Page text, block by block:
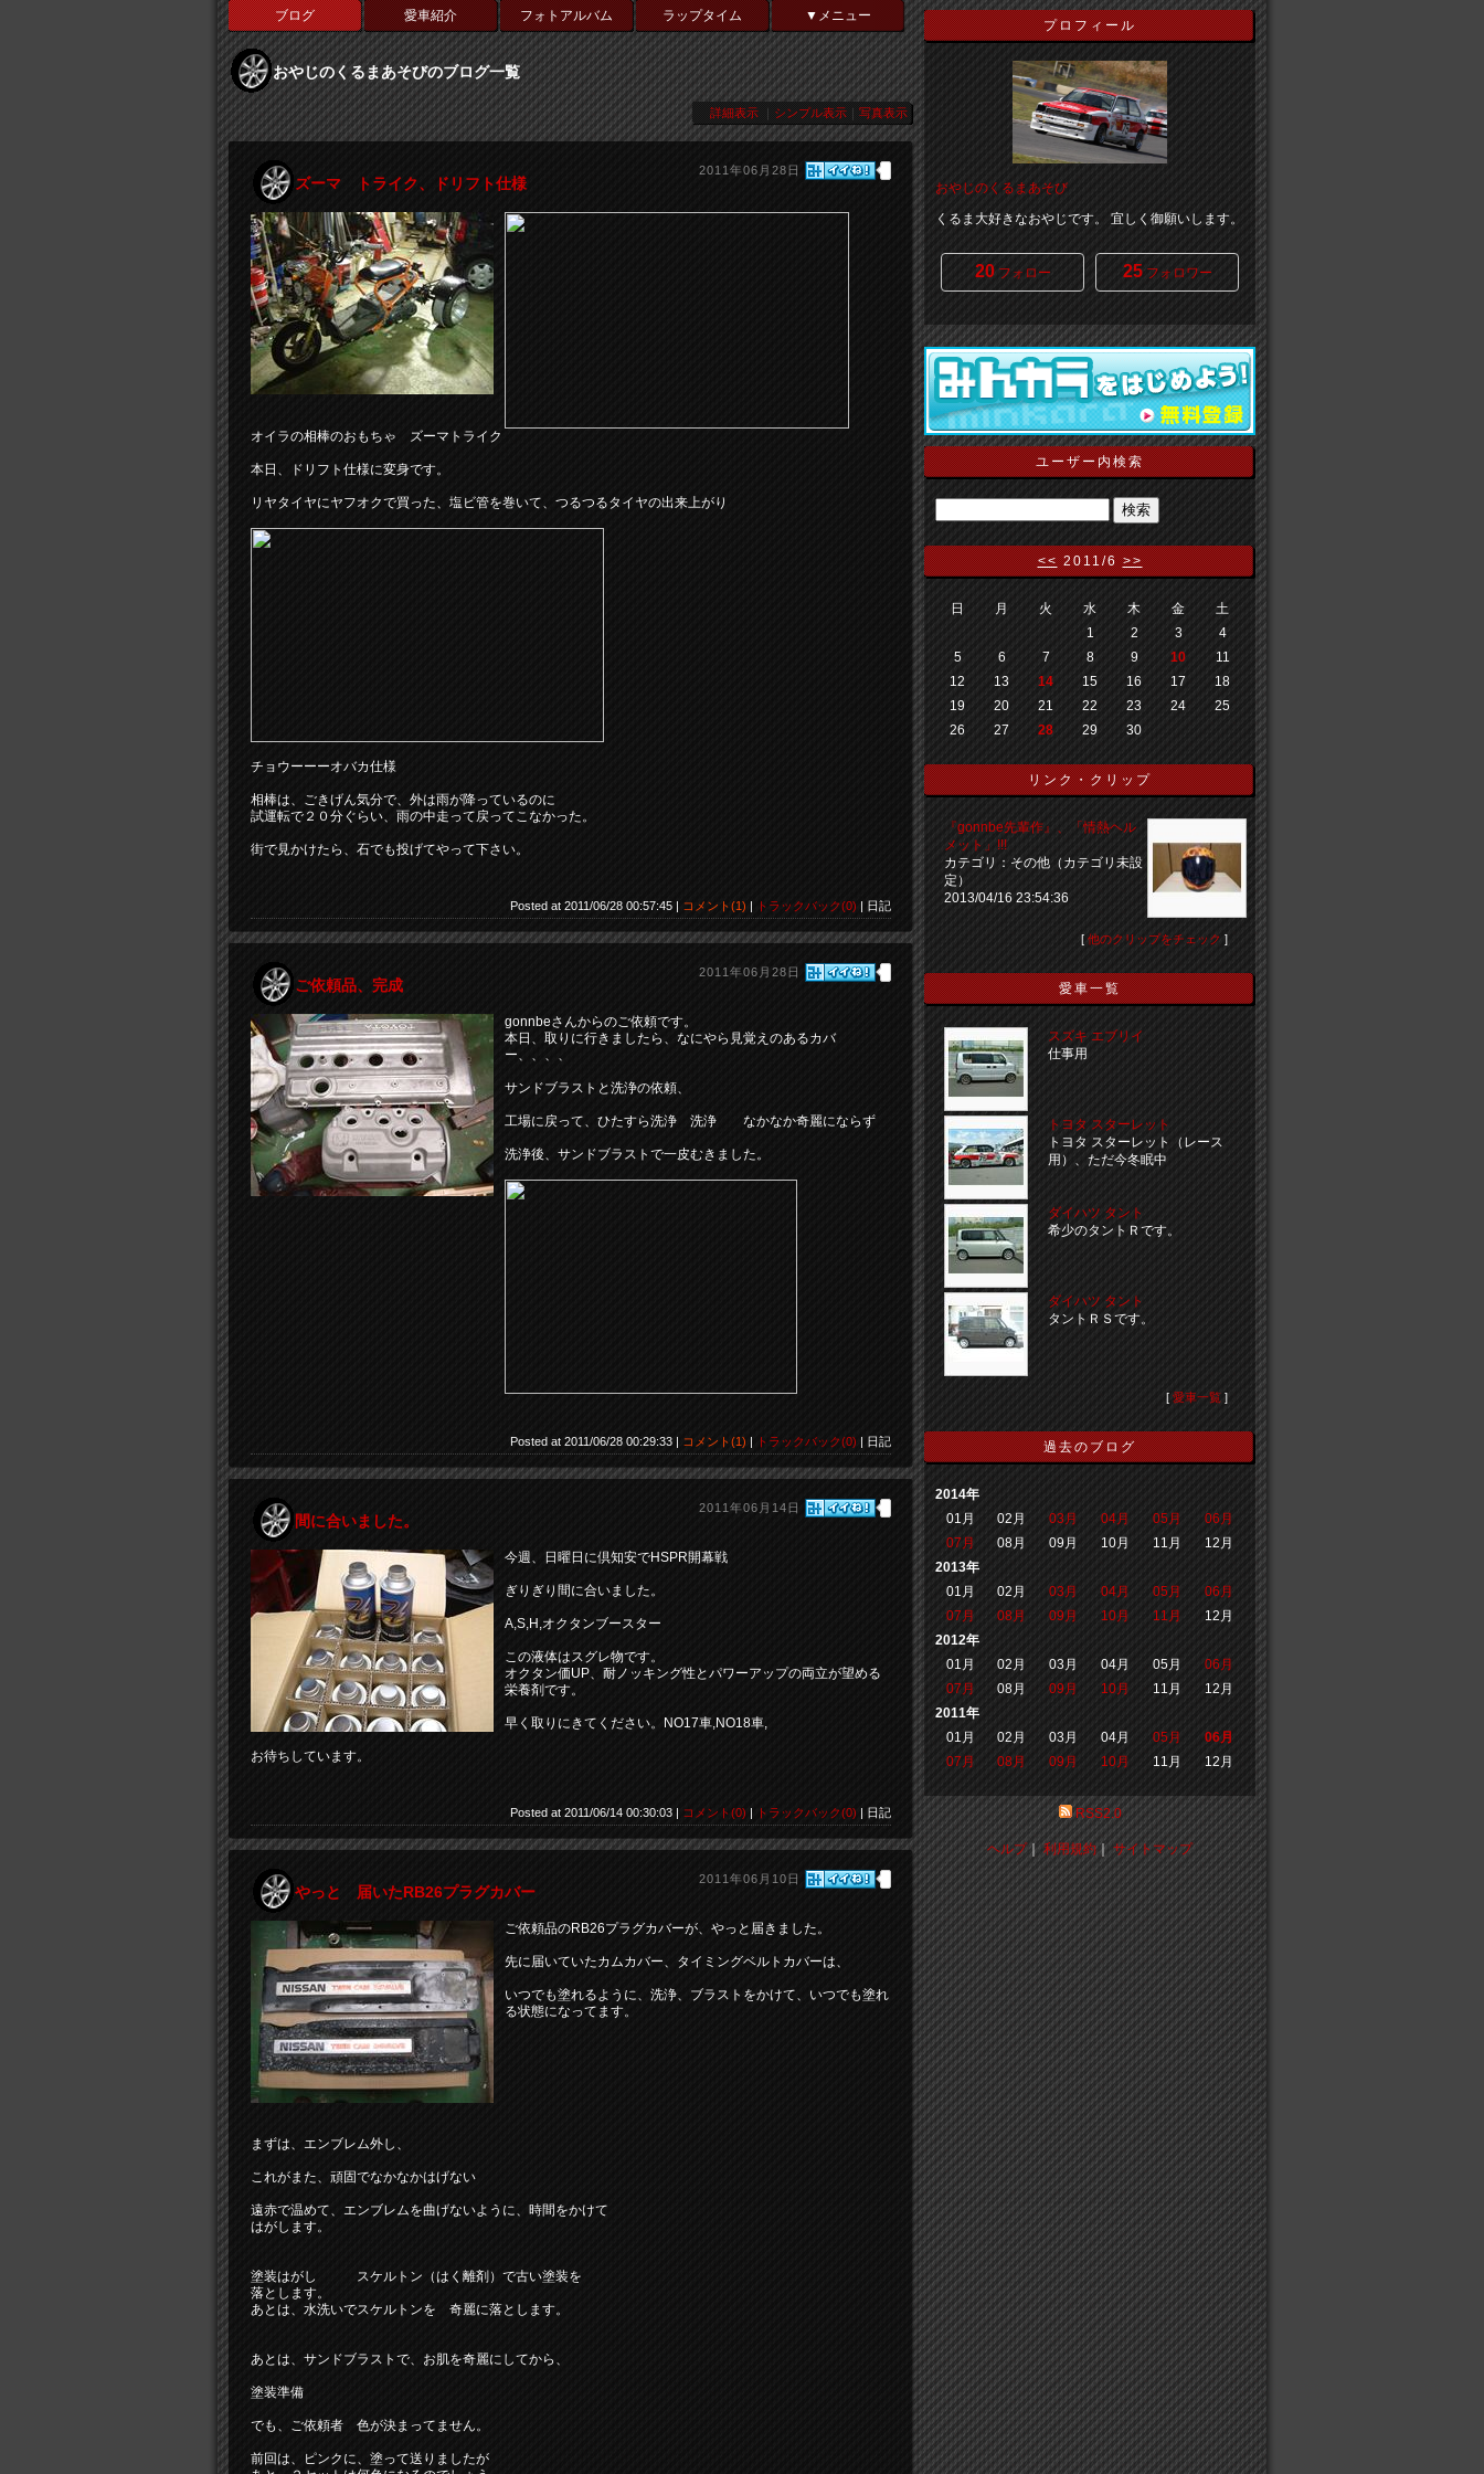
ブログ 愛車紹介 フォトアルバム ラップタイム ▼メニュー
おやじのくるまあそびのブログ一覧
詳細表示 ｜ シンプル表示 写真表示
2011年06月28日
ズーマ トライク、ドリフト仕様
オイラの相棒のおもちゃ ズーマトライク
本日、ドリフト仕様に変身です。
リヤタイヤにヤフオクで買った、塩ビ管を巻いて、つるつるタイヤの出来上がり
チョウーーーオバカ仕様
相棒は、ごきげん気分で、外は雨が降っているのに
試運転で２０分ぐらい、雨の中走って戻ってこなかった。
街で見かけたら、石でも投げてやって下さい。
Posted at 2011/06/28 00:57:45 | コメント(1) | トラックバック(0) | 日記
2011年06月28日
ご依頼品、完成
gonnbeさんからのご依頼です。
本日、取りに行きましたら、なにやら見覚えのあるカバ
ー、、、、
サンドブラストと洗浄の依頼、
工場に戻って、ひたすら洗浄 洗浄 なかなか奇麗にならず
洗浄後、サンドブラストで一皮むきました。
Posted at 2011/06/28 00:29:33 | コメント(1) | トラックバック(0) | 日記
2011年06月14日
間に合いました。
今週、日曜日に倶知安でHSPR開幕戦
ぎりぎり間に合いました。
A,S,H,オクタンブースター
この液体はスグレ物です。
オクタン価UP、耐ノッキング性とパワーアップの両立が望める
栄養剤です。
早く取りにきてください。NO17車,NO18車,
お待ちしています。
Posted at 2011/06/14 00:30:03 | コメント(0) トラックバック(0) | 日記
2011年06月10日
やっと 届いたRB26プラグカバー
ご依頼品のRB26プラグカバーが、やっと届きました。
先に届いていたカムカバー、タイミングベルトカバーは、
いつでも塗れるように、洗浄、ブラストをかけて、いつでも塗れ
る状態になってます。
まずは、エンブレム外し、
これがまた、頑固でなかなかはげない
遠赤で温めて、エンブレムを曲げないように、時間をかけて
はがします。
塗装はがし スケルトン（はく離剤）で古い塗装を
落とします。
あとは、水洗いでスケルトンを 奇麗に落とします。
あとは、サンドブラストで、お肌を奇麗にしてから、
塗装準備
でも、ご依頼者 色が決まってません。
前回は、ピンクに、塗って送りましたが
プロフィール
おやじのくるまあそび
くるま大好きなおやじです。 宜しく御願いします。
20フォロー 25フォロワー
ユーザー内検索
<<2011/6>>
日 月 火 水 木 金
土
1
2 3
4
5
6 7 8 9 10
11
12
13 14 15 16 17
18
19
20 21 22 23 24
25
26
27 28 29 30
リンク・クリップ
『gonnbe先輩作』、「情熱ヘル
メット」!!!
カテゴリ：その他（カテゴリ未設
定）
2013/04/16 23:54:36
[ 他のクリップをチェック ]
愛車一覧
スズキ エブリイ
仕事用
トヨタ スターレット
トヨタ スターレット（レース
用）、ただ今冬眠中
ダイハツ タント
希少のタントＲです。
ダイハツ タント
タントＲＳです。
[ 愛車一覧 ]
過去のブログ
2014年
01月
02月 03月 04月 05月
06月
07月
08月 09月 10月 11月
12月
2013年
01月
02月 03月 04月 05月
06月
07月
08月 09月 10月 11月
12月
2012年
01月
02月 03月 04月 05月
06月
07月
08月 09月 10月 11月
12月
2011年
01月
02月 03月 04月 05月
06月
07月
08月 09月 10月 11月 12月
RSS2.0
ヘルプ｜利用規約｜サイトマップ